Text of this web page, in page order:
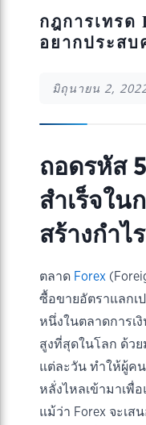
กฎการเทรด
อยากประสบ
มิถุนายน 2,
ถอดรหัส
สำเร็จใน
สร้างกำไ
ตลาด Forex
ซื้อขายอัตราแลกเ
หนึ่งในตลาดการ
สูงที่สุดในโลก ด้ว
แต่ละวัน ทำให้ผู้ค
หลั่งไหลเข้ามาเพื่
แม้ว่า Forex จะเส